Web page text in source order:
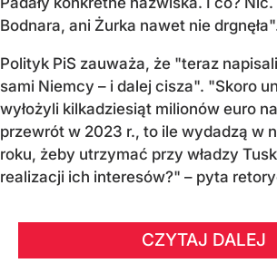
Bodnara, ani Żurka nawet nie
Polityk PiS zauważa, że "teraz
sami Niemcy – i dalej cisza". "Skoro
wyłożyli kilkadziesiąt milionów euro
przewrót w 2023 r., to ile wydadzą w
roku, żeby utrzymać przy władzy
realizacji ich interesów?" – pyta
CZYTAJ DALEJ